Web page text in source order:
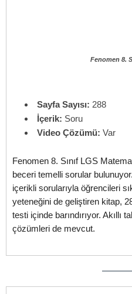
Fenomen 8.
Sayfa Sayısı: 288
İçerik: Soru
Video Çözümü: Var
Fenomen 8. Sınıf LGS
beceri temelli sorular
içerikli sorularıyla öğrencileri
yeteneğini de geliştiren kitap,
testi içinde barındırıyor. Akıllı
çözümleri de mevcut.